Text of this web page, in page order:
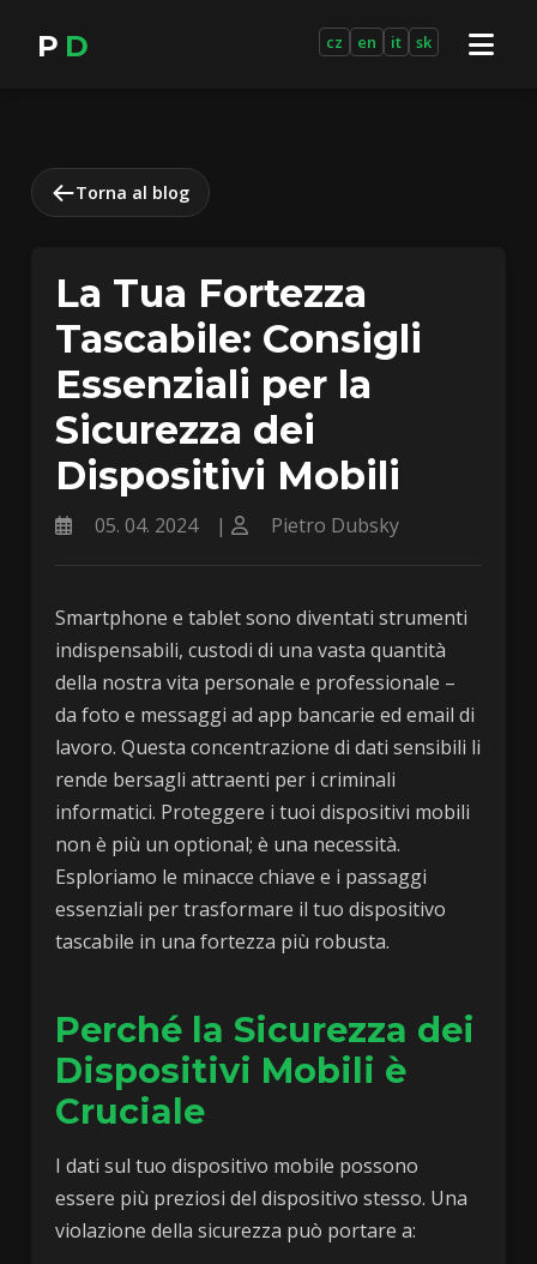
P D cz en it sk
Torna al blog
La Tua Fortezza
Tascabile: Consigli
Essenziali per la
Sicurezza dei
Dispositivi Mobili
05. 04. 2024 | Pietro Dubsky
Smartphone e tablet sono diventati strumenti
indispensabili, custodi di una vasta quantità
della nostra vita personale e professionale –
da foto e messaggi ad app bancarie ed email di
lavoro. Questa concentrazione di dati sensibili li
rende bersagli attraenti per i criminali
informatici. Proteggere i tuoi dispositivi mobili
non è più un optional; è una necessità.
Esploriamo le minacce chiave e i passaggi
essenziali per trasformare il tuo dispositivo
tascabile in una fortezza più robusta.
Perché la Sicurezza dei
Dispositivi Mobili è
Cruciale
I dati sul tuo dispositivo mobile possono
essere più preziosi del dispositivo stesso. Una
violazione della sicurezza può portare a: